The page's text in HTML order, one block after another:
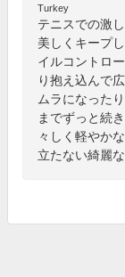
Turkey
テニスでの激
美しくキープ
イルコントロ
り抱え込んで
ムラになった
までずっと続
々しく軽やか
立たない綺麗